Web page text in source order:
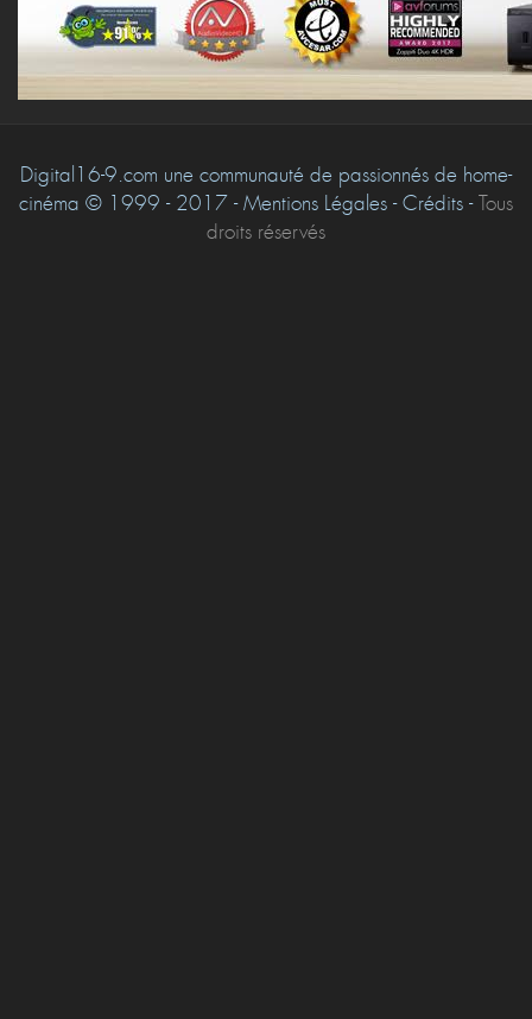
Digital16-9.com une communauté de passionnés de home-
cinéma © 1999 - 2017 - Mentions Légales - Crédits -Tous
droits réservés